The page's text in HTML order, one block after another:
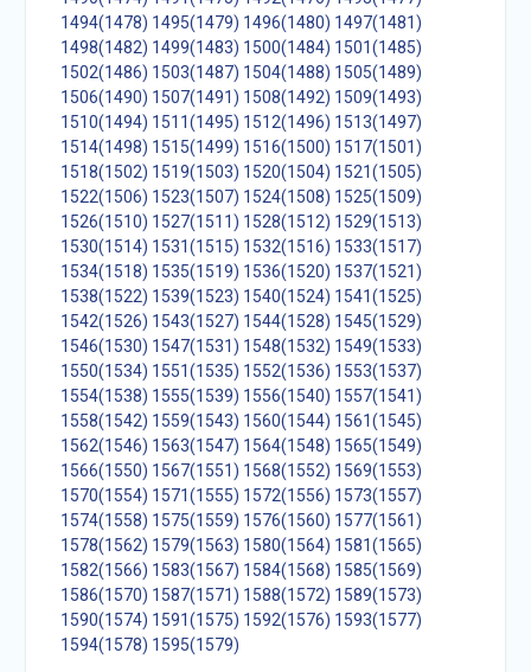
1494(1478) 1495(1479) 1496(1480) 1497(1481)
1498(1482) 1499(1483) 1500(1484) 1501(1485)
1502(1486) 1503(1487) 1504(1488) 1505(1489)
1506(1490) 1507(1491) 1508(1492) 1509(1493)
1510(1494) 1511(1495) 1512(1496) 1513(1497)
1514(1498) 1515(1499) 1516(1500) 1517(1501)
1518(1502) 1519(1503) 1520(1504) 1521(1505)
1522(1506) 1523(1507) 1524(1508) 1525(1509)
1526(1510) 1527(1511) 1528(1512) 1529(1513)
1530(1514) 1531(1515) 1532(1516) 1533(1517)
1534(1518) 1535(1519) 1536(1520) 1537(1521)
1538(1522) 1539(1523) 1540(1524) 1541(1525)
1542(1526) 1543(1527) 1544(1528) 1545(1529)
1546(1530) 1547(1531) 1548(1532) 1549(1533)
1550(1534) 1551(1535) 1552(1536) 1553(1537)
1554(1538) 1555(1539) 1556(1540) 1557(1541)
1558(1542) 1559(1543) 1560(1544) 1561(1545)
1562(1546) 1563(1547) 1564(1548) 1565(1549)
1566(1550) 1567(1551) 1568(1552) 1569(1553)
1570(1554) 1571(1555) 1572(1556) 1573(1557)
1574(1558) 1575(1559) 1576(1560) 1577(1561)
1578(1562) 1579(1563) 1580(1564) 1581(1565)
1582(1566) 1583(1567) 1584(1568) 1585(1569)
1586(1570) 1587(1571) 1588(1572) 1589(1573)
1590(1574) 1591(1575) 1592(1576) 1593(1577)
1594(1578) 1595(1579)